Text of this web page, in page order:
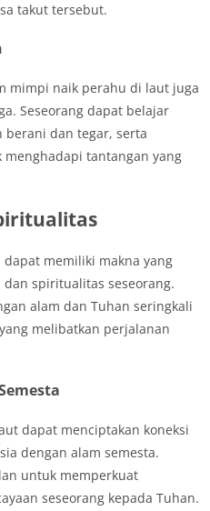
takut tersebut.
mimpi naik perahu di laut juga
Seseorang dapat belajar
berani dan tegar, serta
tantangan yang
memiliki makna yang
spiritualitas seseorang.
alam dan Tuhan seringkali
melibatkan perjalanan
dapat menciptakan koneksi
dengan alam semesta.
untuk memperkuat
seseorang kepada Tuhan.